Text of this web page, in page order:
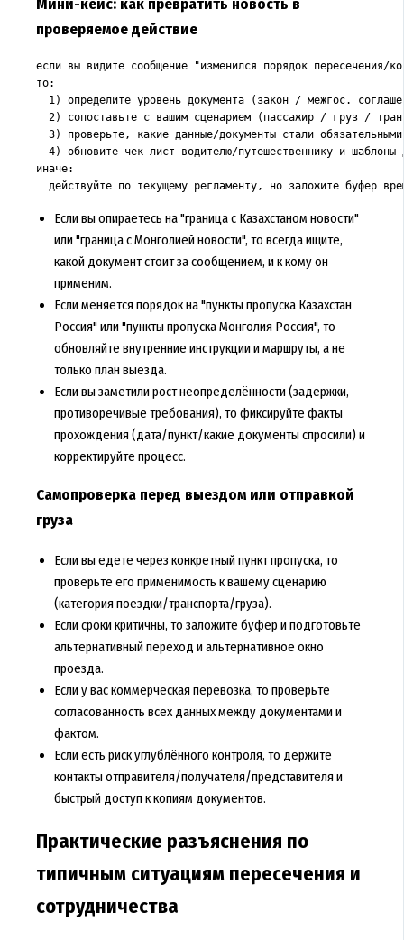
Мини-кейс: как превратить новость в
проверяемое действие
если вы видите сообщение "изменился порядок пересечения/
то:
1) определите уровень документа (закон / межгос.
2) сопоставьте с вашим сценарием (пассажир / груз /
3) проверьте, какие данные/документы стали
4) обновите чек-лист водителю/путешественнику и шаблоны
иначе:
действуйте по текущему регламенту, но заложите буфер
Если вы опираетесь на "граница с Казахстаном новости"
или "граница с Монголией новости", то всегда ищите,
какой документ стоит за сообщением, и к кому он
применим.
Если меняется порядок на "пункты пропуска Казахстан
Россия" или "пункты пропуска Монголия Россия", то
обновляйте внутренние инструкции и маршруты, а не
только план выезда.
Если вы заметили рост неопределённости (задержки,
противоречивые требования), то фиксируйте факты
прохождения (дата/пункт/какие документы спросили) и
корректируйте процесс.
Самопроверка перед выездом или отправкой
груза
Если вы едете через конкретный пункт пропуска, то
проверьте его применимость к вашему сценарию
(категория поездки/транспорта/груза).
Если сроки критичны, то заложите буфер и подготовьте
альтернативный переход и альтернативное окно
проезда.
Если у вас коммерческая перевозка, то проверьте
согласованность всех данных между документами и
фактом.
Если есть риск углублённого контроля, то держите
контакты отправителя/получателя/представителя и
быстрый доступ к копиям документов.
Практические разъяснения по
типичным ситуациям пересечения и
сотрудничества